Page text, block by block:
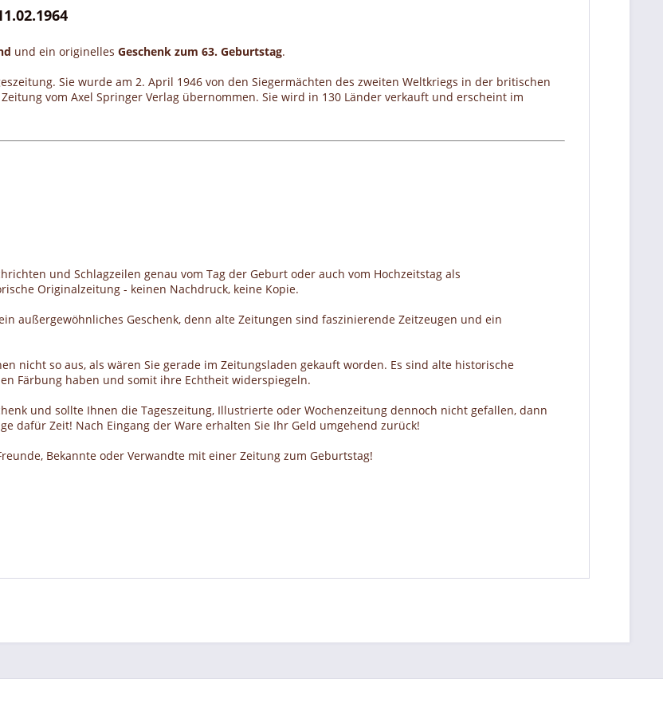
und ein originelles Geschenk zum 63. Geburtstag.
Sie wurde am 2. April 1946 von den Siegermächten des zweiten Weltkriegs in der britischen
vom Axel Springer Verlag übernommen. Sie wird in 130 Länder verkauft und erscheint im
und Schlagzeilen genau vom Tag der Geburt oder auch vom Hochzeitstag als
Originalzeitung - keinen Nachdruck, keine Kopie.
außergewöhnliches Geschenk, denn alte Zeitungen sind faszinierende Zeitzeugen und ein
nicht so aus, als wären Sie gerade im Zeitungsladen gekauft worden. Es sind alte historische
Färbung haben und somit ihre Echtheit widerspiegeln.
und sollte Ihnen die Tageszeitung, Illustrierte oder Wochenzeitung dennoch nicht gefallen, dann
dafür Zeit! Nach Eingang der Ware erhalten Sie Ihr Geld umgehend zurück!
Bekannte oder Verwandte mit einer Zeitung zum Geburtstag!